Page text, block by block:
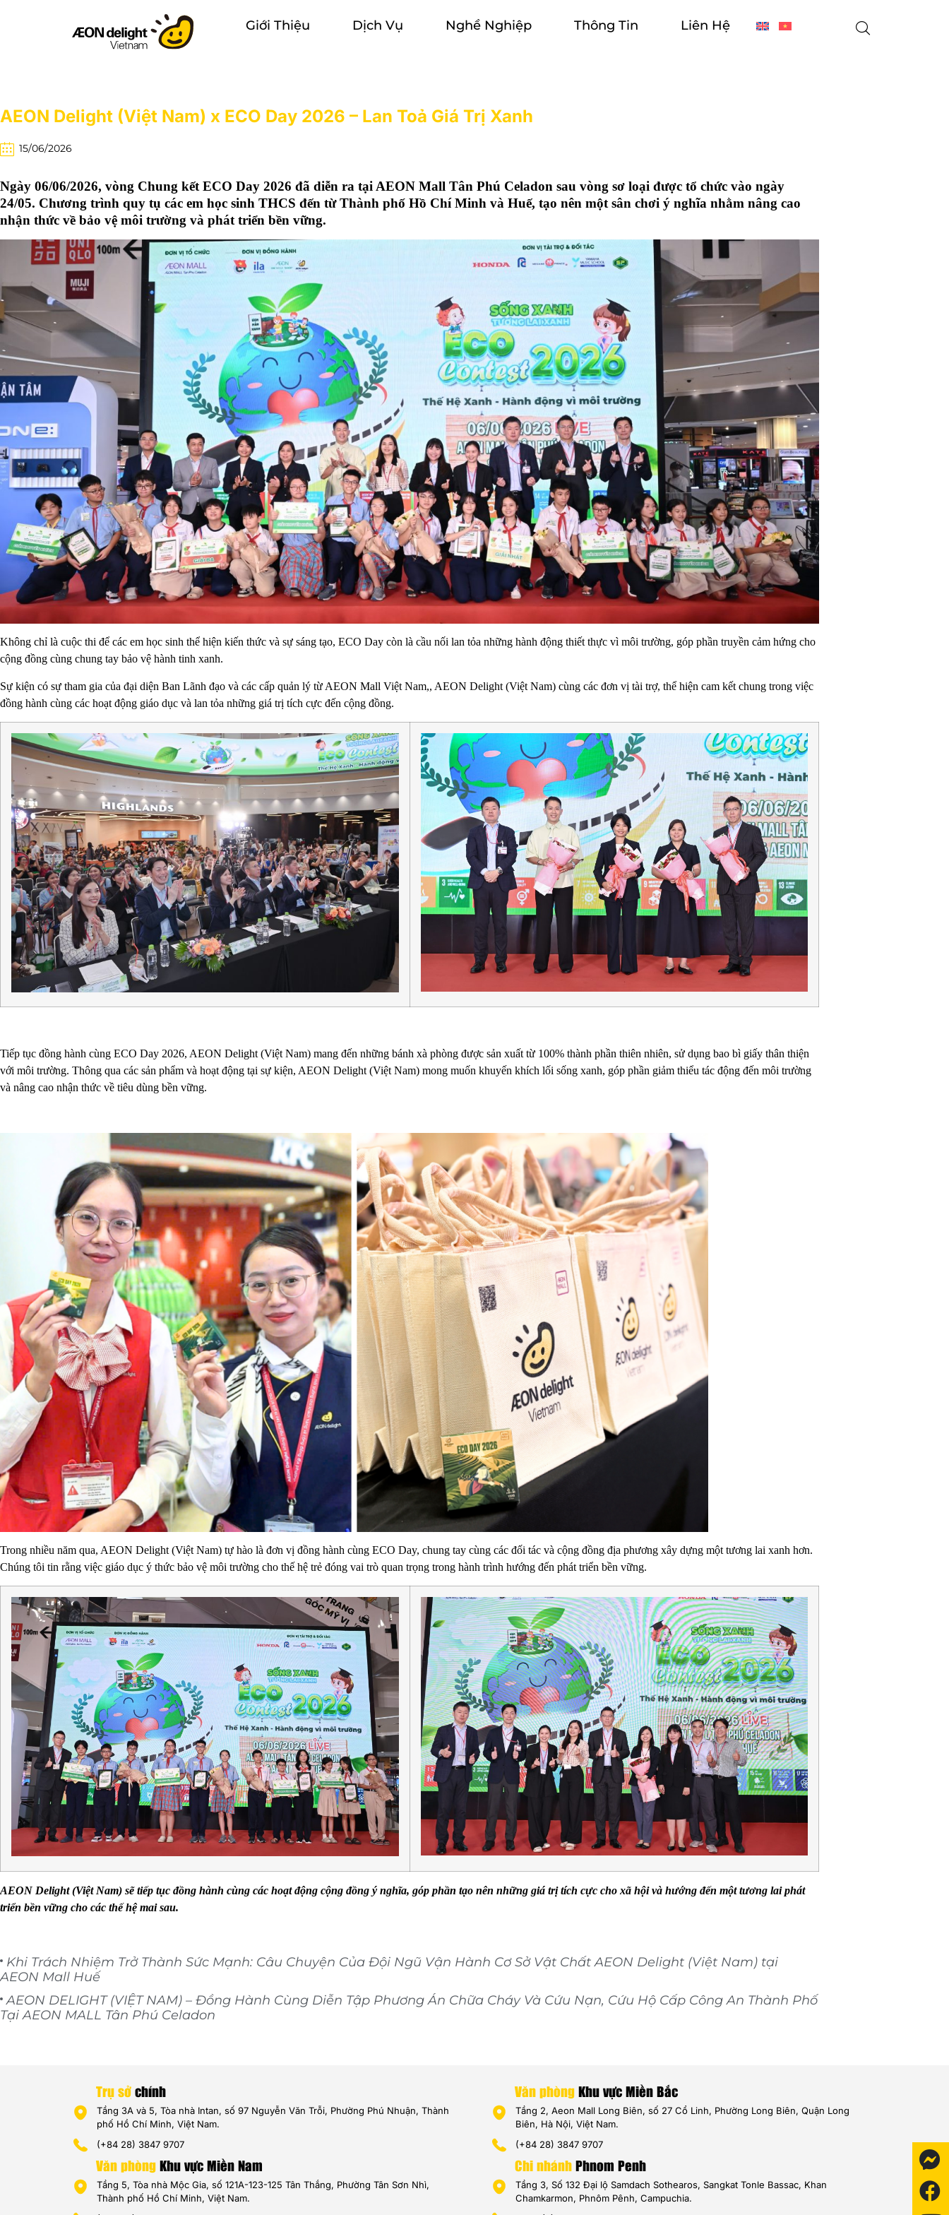
Giới Thiệu Dịch Vụ Nghề Nghiệp Thông Tin Liên Hệ
AEON Delight (Việt Nam) x ECO Day 2026 – Lan Toả Giá Trị Xanh
15/06/2026
Ngày 06/06/2026, vòng Chung kết ECO Day 2026 đã diễn ra tại AEON Mall Tân Phú Celadon sau vòng sơ loại được tổ chức vào ngày
24/05. Chương trình quy tụ các em học sinh THCS đến từ Thành phố Hồ Chí Minh và Huế, tạo nên một sân chơi ý nghĩa nhằm nâng cao
nhận thức về bảo vệ môi trường và phát triển bền vững.
Không chỉ là cuộc thi để các em học sinh thể hiện kiến thức và sự sáng tạo, ECO Day còn là cầu nối lan tỏa những hành động thiết thực vì môi trường, góp phần truyền cảm hứng cho
cộng đồng cùng chung tay bảo vệ hành tinh xanh.
Sự kiện có sự tham gia của đại diện Ban Lãnh đạo và các cấp quản lý từ AEON Mall Việt Nam,, AEON Delight (Việt Nam) cùng các đơn vị tài trợ, thể hiện cam kết chung trong việc
đồng hành cùng các hoạt động giáo dục và lan tỏa những giá trị tích cực đến cộng đồng.
Tiếp tục đồng hành cùng ECO Day 2026, AEON Delight (Việt Nam) mang đến những bánh xà phòng được sản xuất từ 100% thành phần thiên nhiên, sử dụng bao bì giấy thân thiện
với môi trường. Thông qua các sản phẩm và hoạt động tại sự kiện, AEON Delight (Việt Nam) mong muốn khuyến khích lối sống xanh, góp phần giảm thiểu tác động đến môi trường
và nâng cao nhận thức về tiêu dùng bền vững.
Trong nhiều năm qua, AEON Delight (Việt Nam) tự hào là đơn vị đồng hành cùng ECO Day, chung tay cùng các đối tác và cộng đồng địa phương xây dựng một tương lai xanh hơn.
Chúng tôi tin rằng việc giáo dục ý thức bảo vệ môi trường cho thế hệ trẻ đóng vai trò quan trọng trong hành trình hướng đến phát triển bền vững.
AEON Delight (Việt Nam) sẽ tiếp tục đồng hành cùng các hoạt động cộng đồng ý nghĩa, góp phần tạo nên những giá trị tích cực cho xã hội và hướng đến một tương lai phát
triển bền vững cho các thế hệ mai sau.
Khi Trách Nhiệm Trở Thành Sức Mạnh: Câu Chuyện Của Đội Ngũ Vận Hành Cơ Sở Vật Chất AEON Delight (Việt Nam) tại
AEON Mall Huế
AEON DELIGHT (VIỆT NAM) – Đồng Hành Cùng Diễn Tập Phương Án Chữa Cháy Và Cứu Nạn, Cứu Hộ Cấp Công An Thành Phố
Tại AEON MALL Tân Phú Celadon
Trụ sởchính
Tầng 3A và 5, Tòa nhà Intan, số 97 Nguyễn Văn Trỗi, Phường Phú Nhuận, Thành
phố Hồ Chí Minh, Việt Nam.
(+84 28) 3847 9707
Văn phòngKhu vực Miền Bắc
Tầng 2, Aeon Mall Long Biên, số 27 Cổ Linh, Phường Long Biên, Quận Long
Biên, Hà Nội, Việt Nam.
(+84 28) 3847 9707
Văn phòngKhu vực Miền Nam
Tầng 5, Tòa nhà Mộc Gia, số 121A-123-125 Tân Thắng, Phường Tân Sơn Nhì,
Thành phố Hồ Chí Minh, Việt Nam.
Chi nhánhPhnom Penh
Tầng 3, Số 132 Đại lộ Samdach Sothearos, Sangkat Tonle Bassac, Khan
Chamkarmon, Phnôm Pênh, Campuchia.